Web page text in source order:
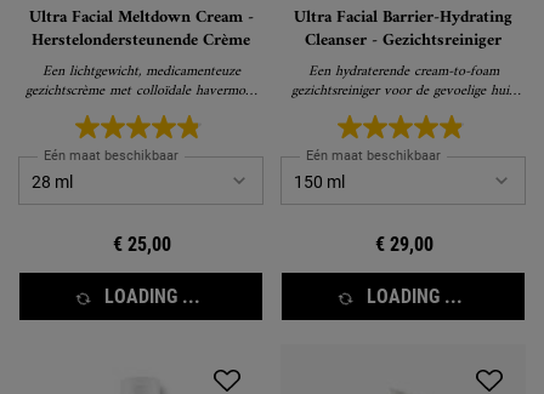
Ultra Facial Meltdown Cream -
Herstelondersteunende Crème
Een lichtgewicht, medicamenteuze
gezichtscrème met colloïdale havermout
en α-Bisabolol die werkt om extreem
droge, gevoelige huid te verlichten en te
herstellen.
Eén maat beschikbaar
€ 25,00
LOADING ...
Ultra Facial Barrier-Hydrating
Cleanser - Gezichtsreiniger
Een hydraterende cream-to-foam
gezichtsreiniger voor de gevoelige huid
die onzuiverheden verwijdert zonder de
huid uit te drogen.
Eén maat beschikbaar
€ 29,00
LOADING ...